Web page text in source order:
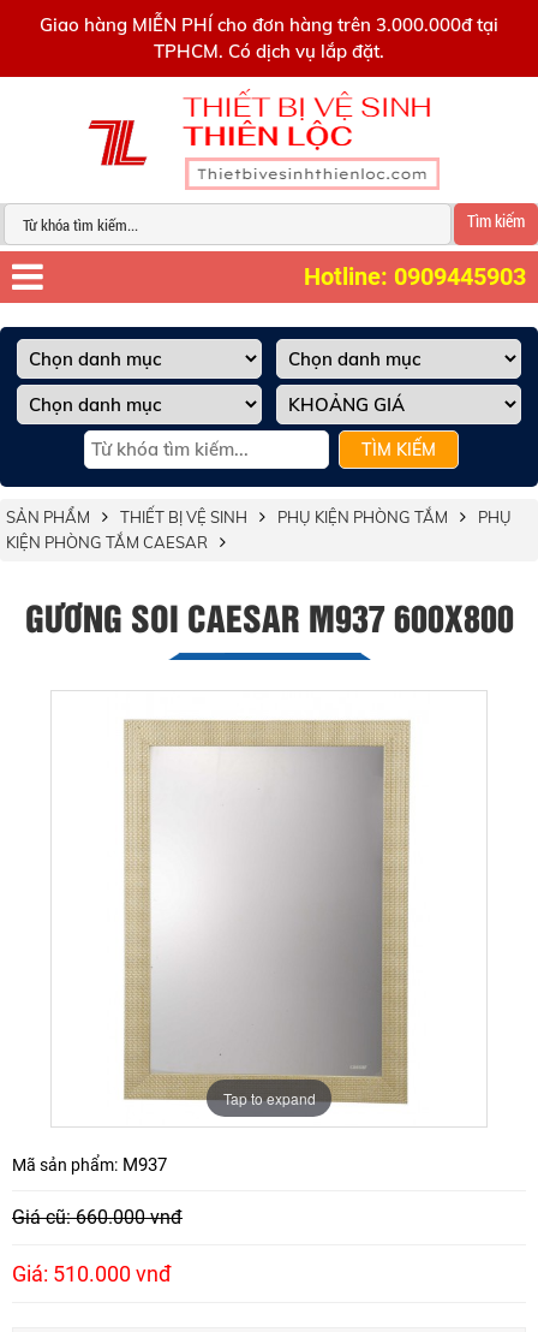
Giao hàng MIỄN PHÍ cho đơn hàng trên 3.000.000đ tại
TPHCM. Có dịch vụ lắp đặt.
Tìm kiếm
Hotline: 0909445903
TÌM KIẾM
SẢN PHẨM THIẾT BỊ VỆ SINH PHỤ KIỆN PHÒNG TẮM
PHỤ
KIỆN PHÒNG TẮM CAESAR
GƯƠNG SOI CAESAR M937 600X800
Tap to expand
Mã sản phẩm: M937
Giá cũ: 660.000 vnđ
Giá: 510.000 vnđ
0909445903